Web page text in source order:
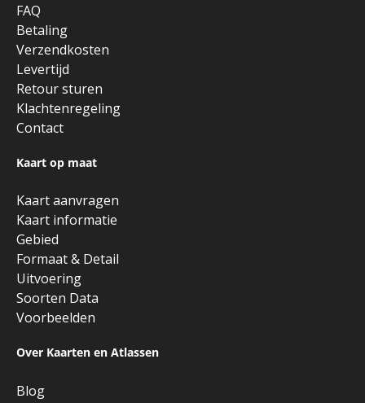
FAQ
Betaling
Verzendkosten
Levertijd
Retour sturen
Klachtenregeling
Contact
Kaart op maat
Kaart aanvragen
Kaart informatie
Gebied
Formaat & Detail
Uitvoering
Soorten Data
Voorbeelden
Over Kaarten en Atlassen
Blog